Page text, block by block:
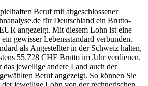
Beruf mit abgeschlossener
für Deutschland ein Brutto-
angezeigt. Mit diesem Lohn ist eine
gewisser Lebensstandard verbunden.
als Angestellter in der Schweiz halten,
55.728 CHF Brutto im Jahr verdienen.
jeweilige andere Land auch der
Beruf angezeigt. So können Sie